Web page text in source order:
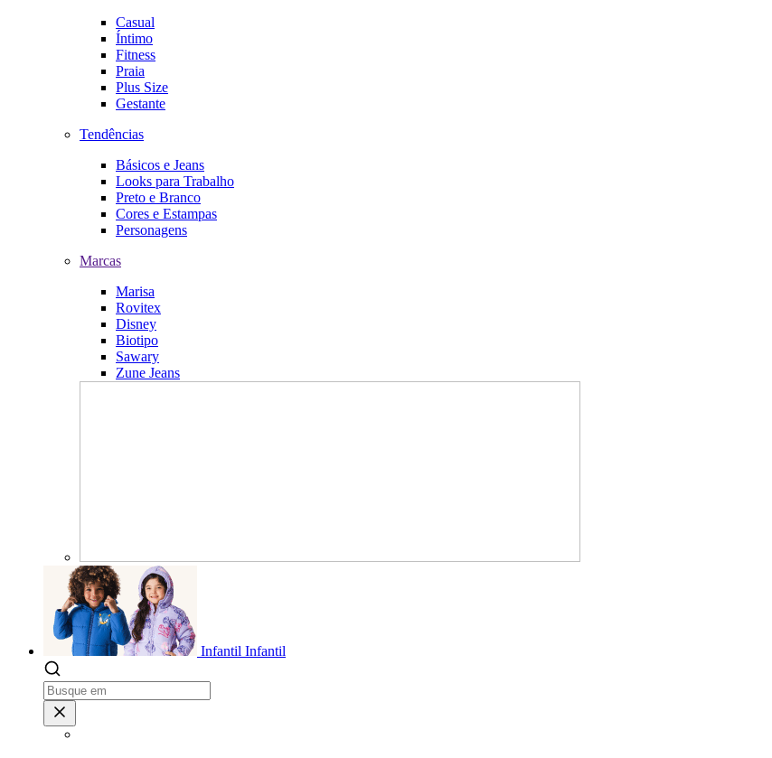
Casual
Íntimo
Fitness
Praia
Plus Size
Gestante
Tendências
Básicos e Jeans
Looks para Trabalho
Preto e Branco
Cores e Estampas
Personagens
Marcas
Marisa
Rovitex
Disney
Biotipo
Sawary
Zune Jeans
Infantil Infantil